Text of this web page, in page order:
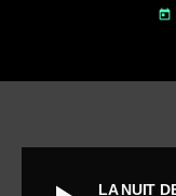
today
LA NUIT